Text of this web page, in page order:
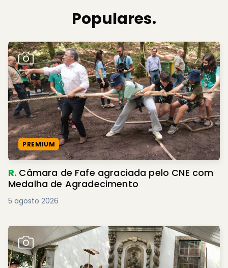
Populares.
PREMIUM
R. Câmara de Fafe agraciada pelo CNE com
Medalha de Agradecimento
5 agosto 2026